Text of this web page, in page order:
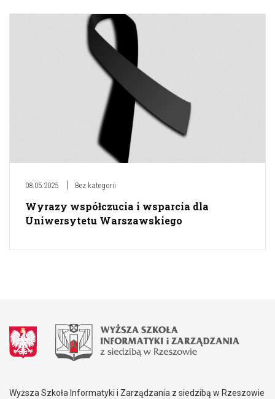
08.05.2025 Bez kategorii
Wyrazy współczucia i wsparcia dla
Uniwersytetu Warszawskiego
Wyższa Szkoła Informatyki i Zarządzania z siedzibą w Rzeszowie